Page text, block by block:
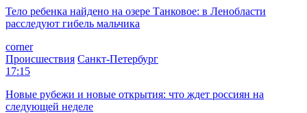
Тело ребенка найдено на озере Танковое: в Ленобласти
расследуют гибель мальчика
corner
Происшествия Санкт-Петербург
17:15
Новые рубежи и новые открытия: что ждет россиян на
следующей неделе